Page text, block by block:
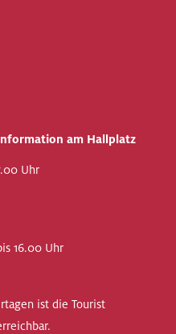
am Hallplatz
Uhr
16.00 Uhr
ist die Tourist